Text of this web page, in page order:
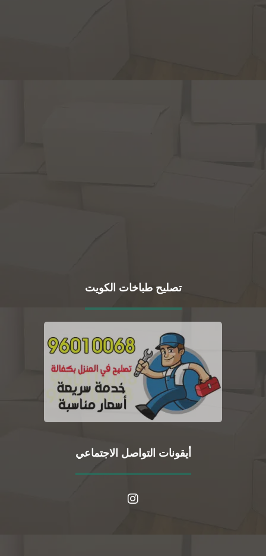
تصليح طباخات الكويت
أيقونات التواصل الاجتماعي